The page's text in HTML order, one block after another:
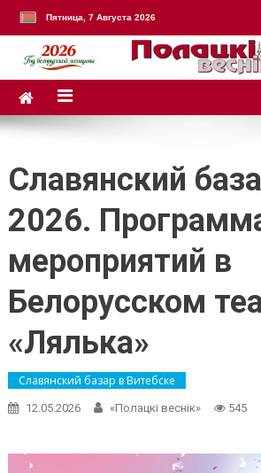
Пятница, 7 Августа 2026
Славянский
2026.
мероприятий в
Белорусском
«Лялька»
Славянский базар в Витебске
12.05.2026 «Полацкі веснік» 545